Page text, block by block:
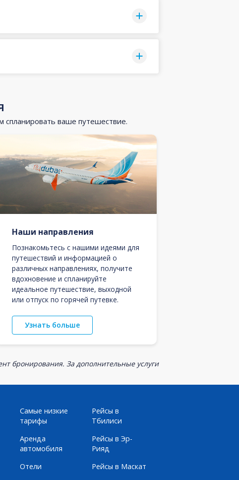
ваше путешествие.
Наши направления
Познакомьтесь с нашими идеями для
путешествий и информацией о
различных направлениях, получите
вдохновение и спланируйте
идеальное путешествие, выходной
или отпуск по горячей путевке.
Узнать больше
бронирования. За дополнительные услуги
Самые низкие
тарифы
Аренда
автомобиля
Отели
Рейсы в
Тбилиси
Рейсы в Эр-
Рияд
Рейсы в Маскат